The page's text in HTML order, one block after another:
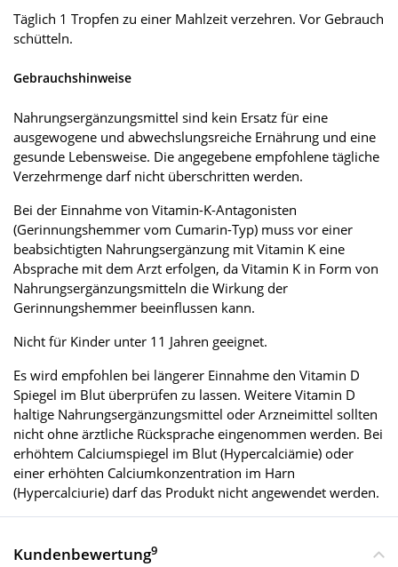
Täglich 1 Tropfen zu einer Mahlzeit verzehren. Vor Gebrauch
schütteln.
Gebrauchshinweise
Nahrungsergänzungsmittel sind kein Ersatz für eine
ausgewogene und abwechslungsreiche Ernährung und eine
gesunde Lebensweise. Die angegebene empfohlene tägliche
Verzehrmenge darf nicht überschritten werden.
Bei der Einnahme von Vitamin-K-Antagonisten
(Gerinnungshemmer vom Cumarin-Typ) muss vor einer
beabsichtigten Nahrungsergänzung mit Vitamin K eine
Absprache mit dem Arzt erfolgen, da Vitamin K in Form von
Nahrungsergänzungsmitteln die Wirkung der
Gerinnungshemmer beeinflussen kann.
Nicht für Kinder unter 11 Jahren geeignet.
Es wird empfohlen bei längerer Einnahme den Vitamin D
Spiegel im Blut überprüfen zu lassen. Weitere Vitamin D
haltige Nahrungsergänzungsmittel oder Arzneimittel sollten
nicht ohne ärztliche Rücksprache eingenommen werden. Bei
erhöhtem Calciumspiegel im Blut (Hypercalciämie) oder
einer erhöhten Calciumkonzentration im Harn
(Hypercalciurie) darf das Produkt nicht angewendet werden.
Kundenbewertung9